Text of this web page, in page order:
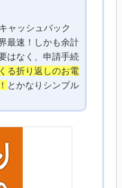
ャッシュバック
最速！しかも余計
はなく、申請手続
る折り返しのお電
とかなりシンプル